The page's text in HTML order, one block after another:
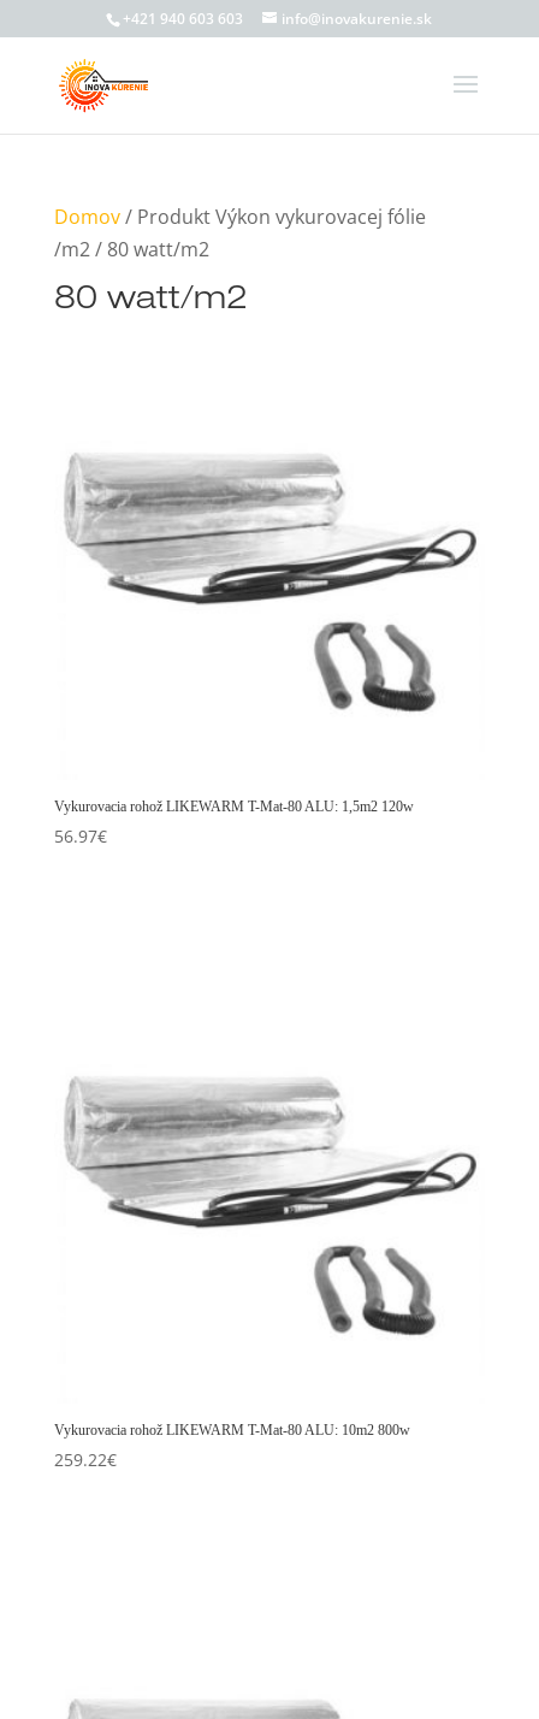
+421 940 603 603 info@inovakurenie.sk
Domov/ Produkt Výkon vykurovacej fólie
/m2 / 80 watt/m2
80 watt/m2
Vykurovacia rohož LIKEWARM T-Mat-80 ALU: 1,5m2 120w
56.97€
Vykurovacia rohož LIKEWARM T-Mat-80 ALU: 10m2 800w
259.22€